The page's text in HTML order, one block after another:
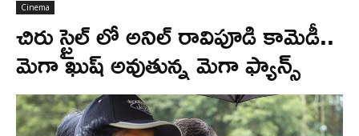
Cinema
చిరు స్టైల్ లో అనిల్ రావిపూడి కామెడీ..
మెగా ఖుష్ అవుతున్న మెగా ఫ్యాన్స్